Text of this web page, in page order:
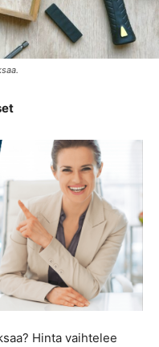
Hinta vaihtelee